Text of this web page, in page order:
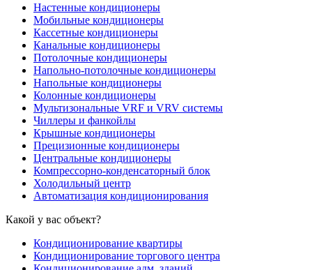
Настенные кондиционеры
Мобильные кондиционеры
Кассетные кондиционеры
Канальные кондиционеры
Потолочные кондиционеры
Напольно-потолочные кондиционеры
Напольные кондиционеры
Колонные кондиционеры
Мультизональные VRF и VRV системы
Чиллеры и фанкойлы
Крышные кондиционеры
Прецизионные кондиционеры
Центральные кондиционеры
Компрессорно-конденсаторный блок
Холодильный центр
Автоматизация кондиционирования
Какой у вас объект?
Кондиционирование квартиры
Кондиционирование торгового центра